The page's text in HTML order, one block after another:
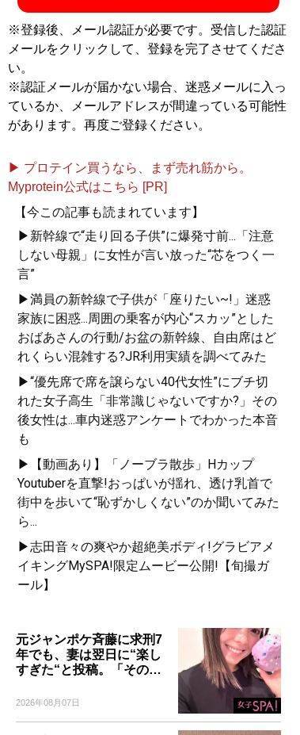
※登録後、メール認証が必要です。受信した認証
メールをクリックして、登録を完了させてくださ
い。
※認証メールが届かない場合、迷惑メールに入っ
ているか、メールアドレスが間違っている可能性
があります。再度ご登録ください。
▶ プロテイン買うなら、まず売れ筋から。
Myprotein公式はこちら [PR]
【今この記事も読まれています】
▶新幹線で“走り回る子供”に爆発寸前...「注意
しない母親」に女性が言い放った“芯をつく一
言”
▶満員の新幹線で子供が「座りたい~!」迷惑
家族に困惑...周囲の乗客が内心“スカッ”とした
おばあさんの行動/お盆の新幹線、自由席はど
れくらい混雑する?JR利用実績を調べてみた
▶“優先席で席を譲らない40代女性”にブチ切
れた女子高生「非常識じゃないですか?」その
後女性は...車内迷惑アンケートでわかった本音
も
▶【動画あり】「ノーブラ散歩」Hカップ
Youtuberを直撃!おっぱいが揺れ、透け乳首で
街中を歩いて“恥ずかしくない”のか聞いてみた
ら...
▶志田音々の爽やか超絶美ボディ!グラビアメ
イキングMySPA!限定ムービー公開!【旬撮ガ
ール】
元ジャンポケ斉藤に求刑7
年でも、妻は翌日に“楽し
すぎた“と投稿。「その…
2026年08月07日